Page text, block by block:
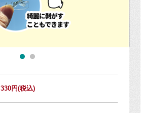
330円(税込)